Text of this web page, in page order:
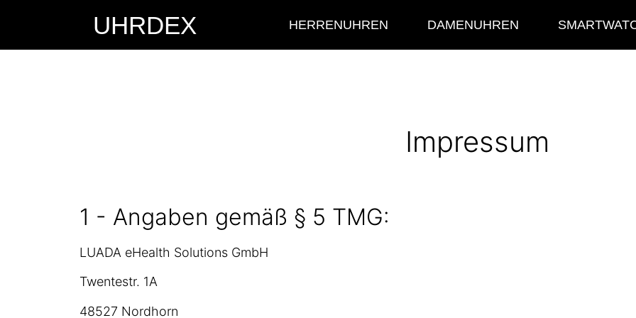
UHRDEX HERRENUHREN DAMENUHREN
Impressum
1 - Angaben gemäß § 5 TMG:
LUADA eHealth Solutions GmbH
Twentestr. 1A
48527 Nordhorn